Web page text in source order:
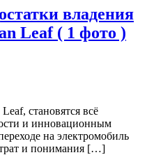
владения
Leaf ( 1 фото )
становятся всё
и инновационным
на электромобиль
и понимания […]